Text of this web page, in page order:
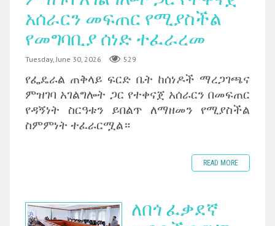
አሰራርን መፍጠር የሚያስችል
የመግባቢያ ሰነድ ተፈራረመ
Tuesday, June 30, 2026 529
‎የፌዴራል ጠቅላይ ፍርድ ቤት ከሰነዶች ማረጋገጫና
ምዝገባ አገልግሎት ጋር የተቀናጀ አሰራርን በመፍጠር
የዳኝነት ስርዓቱን ይበልጥ ለማዘመን የሚያስችል
ስምምነት ተፈራርሟል።
READ MORE
ለበጎ ፈቃደኛ